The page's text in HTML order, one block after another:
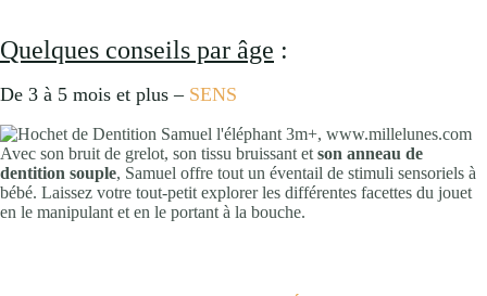
Quelques conseils par âge :
De 3 à 5 mois et plus – SENS
Avec son bruit de grelot, son tissu bruissant et son anneau de
dentition souple, Samuel offre tout un éventail de stimuli sensoriels à
bébé. Laissez votre tout-petit explorer les différentes facettes du jouet
en le manipulant et en le portant à la bouche.